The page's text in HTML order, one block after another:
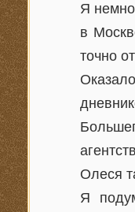
Я
в
точно
Олеся
Я